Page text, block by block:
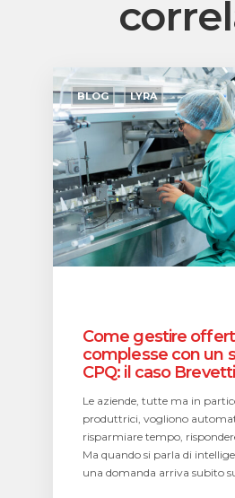
BLOG LYRA
Come
gestire
offerte
con
un
CPQ:
il
caso
Come gestire
complesse con un
CPQ: il caso
Le aziende, tutte ma in
produttrici, vogliono
risparmiare tempo,
Ma quando si parla di
una domanda arriva subito